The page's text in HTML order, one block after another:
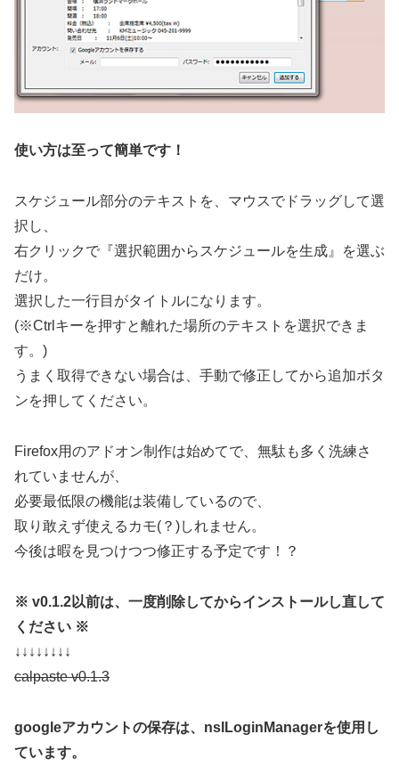
使い方は至って簡単です！
スケジュール部分のテキストを、マウスでドラッグして選
択し、
右クリックで『選択範囲からスケジュールを生成』を選ぶ
だけ。
選択した一行目がタイトルになります。
(※Ctrlキーを押すと離れた場所のテキストを選択できま
す。)
うまく取得できない場合は、手動で修正してから追加ボタ
ンを押してください。
Firefox用のアドオン制作は始めてで、無駄も多く洗練さ
れていませんが、
必要最低限の機能は装備しているので、
取り敢えず使えるカモ(？)しれません。
今後は暇を見つけつつ修正する予定です！？
※ v0.1.2以前は、一度削除してからインストールし直して
ください ※
↓↓↓↓↓↓↓↓
calpaste v0.1.3
googleアカウントの保存は、nsILoginManagerを使用し
ています。